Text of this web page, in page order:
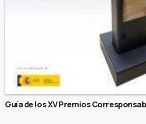
Guía de los XV Premios